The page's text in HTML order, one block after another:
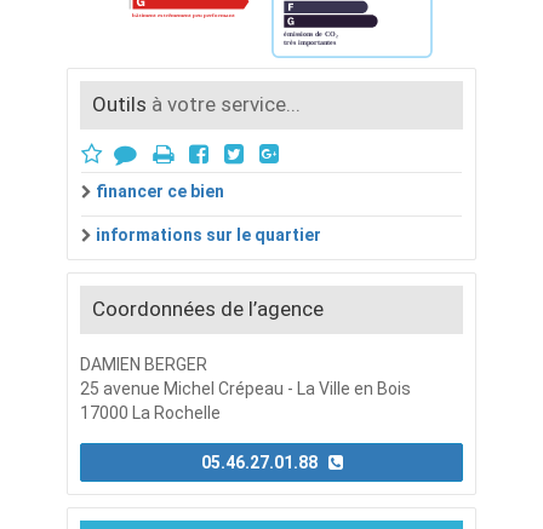
Outils à votre service...
financer ce bien
informations sur le quartier
Coordonnées de l’agence
DAMIEN BERGER
25 avenue Michel Crépeau - La Ville en Bois
17000 La Rochelle